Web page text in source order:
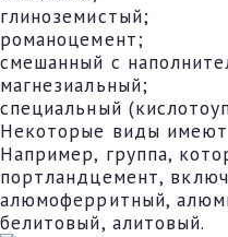
глиноземистый;
романоцемент;
смешанный с
магнезиальный;
специальный
Некоторые виды
Например, группа,
портландцемент,
алюмоферритный,
белитовый, алитовый.